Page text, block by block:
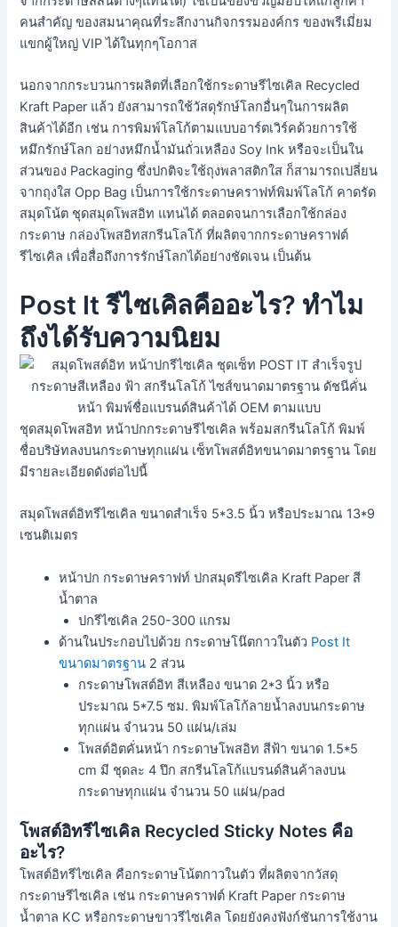
คนสำคัญ ของสมนาคุณที่ระลึกงานกิจกรรมองค์กร ของพรีเมี่ยม
แขกผู้ใหญ่ VIP ได้ในทุกๆโอกาส
นอกจากกระบวนการผลิตที่เลือกใช้กระดาษรีไซเคิล Recycled
Kraft Paper แล้ว ยังสามารถใช้วัสดุรักษ์โลกอื่นๆในการผลิต
สินค้าได้อีก เช่น การพิมพ์โลโก้ตามแบบอาร์ตเวิร์คด้วยการใช้
หมึกรักษ์โลก อย่างหมึกน้ำมันถั่วเหลือง Soy Ink หรือจะเป็นใน
ส่วนของ Packaging ซึ่งปกติจะใช้ถุงพลาสติกใส ก็สามารถเปลี่ยน
จากถุงใส Opp Bag เป็นการใช้กระดาษคราฟท์พิมพ์โลโก้ คาดรัด
สมุดโน้ต ชุดสมุดโพสอิท แทนได้ ตลอดจนการเลือกใช้กล่อง
กระดาษ กล่องโพสอิทสกรีนโลโก้ ที่ผลิตจากกระดาษคราฟต์
รีไซเคิล เพื่อสื่อถึงการรักษ์โลกได้อย่างชัดเจน เป็นต้น
Post It รีไซเคิลคืออะไร? ทำไม
ถึงได้รับความนิยม
ชุดสมุดโพสอิท หน้าปกกระดาษรีไซเคิล พร้อมสกรีนโลโก้ พิมพ์
ชื่อบริษัทลงบนกระดาษทุกแผ่น เซ็ทโพสต์อิทขนาดมาตรฐาน โดย
มีรายละเอียดดังต่อไปนี้
สมุดโพสต์อิทรีไซเคิล ขนาดสำเร็จ 5*3.5 นิ้ว หรือประมาณ 13*9
เซนติเมตร
หน้าปก กระดาษคราฟท์ ปกสมุดรีไซเคิล Kraft Paper สี
น้ำตาล
ปกรีไซเคิล 250-300 แกรม
ด้านในประกอบไปด้วย กระดาษโน๊ตกาวในตัว Post It
ขนาดมาตรฐาน 2 ส่วน
กระดาษโพสต์อิท สีเหลือง ขนาด 2*3 นิ้ว หรือ
ประมาณ 5*7.5 ซม. พิมพ์โลโก้ลายน้ำลงบนกระดาษ
ทุกแผ่น จำนวน 50 แผ่น/เล่ม
โพสต์อิตคั่นหน้า กระดาษโพสอิท สีฟ้า ขนาด 1.5*5
cm มี ชุดละ 4 ปึก สกรีนโลโก้แบรนด์สินค้าลงบน
กระดาษทุกแผ่น จำนวน 50 แผ่น/pad
โพสต์อิทรีไซเคิล Recycled Sticky Notes คือ
อะไร?
โพสต์อิทรีไซเคิล คือกระดาษโน้ตกาวในตัว ที่ผลิตจากวัสดุ
กระดาษรีไซเคิล เช่น กระดาษคราฟต์ Kraft Paper กระดาษ
น้ำตาล KC หรือกระดาษขาวรีไซเคิล โดยยังคงฟังก์ชันการใช้งาน